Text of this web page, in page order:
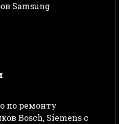
Samsung
по ремонту
Bosch, Siemens с